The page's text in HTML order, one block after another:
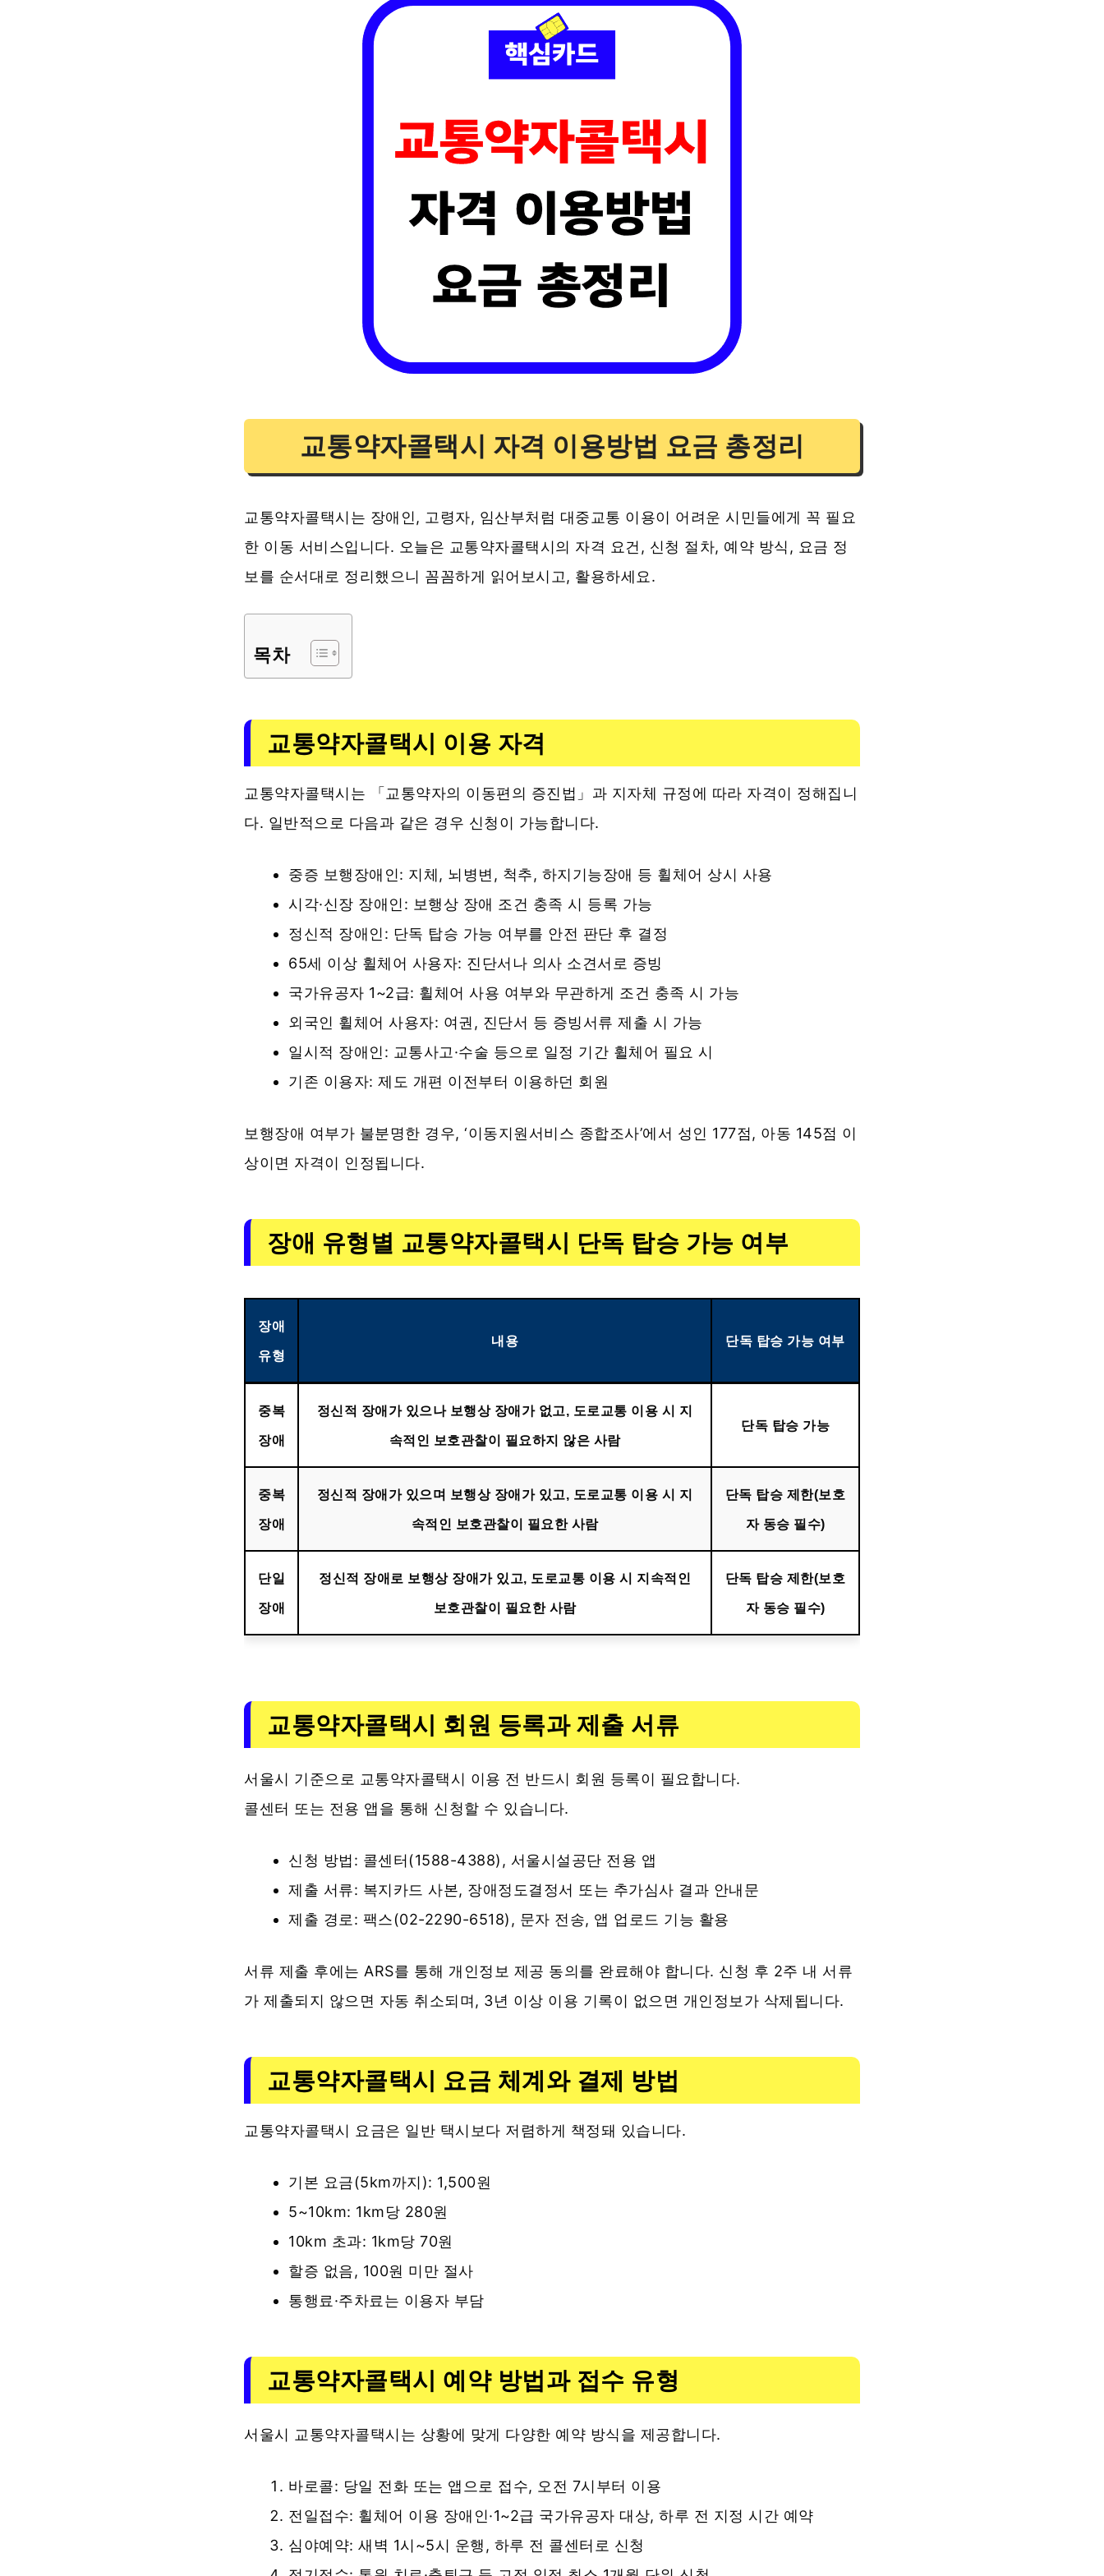
교통약자콜택시 자격 이용방법 요금 총정리
교통약자콜택시는 장애인, 고령자, 임산부처럼 대중교통 이용이 어려운 시민들에게 꼭 필요
한 이동 서비스입니다. 오늘은 교통약자콜택시의 자격 요건, 신청 절차, 예약 방식, 요금 정
보를 순서대로 정리했으니 꼼꼼하게 읽어보시고, 활용하세요.
목차
교통약자콜택시 이용 자격
교통약자콜택시는 「교통약자의 이동편의 증진법」과 지자체 규정에 따라 자격이 정해집니
다. 일반적으로 다음과 같은 경우 신청이 가능합니다.
중증 보행장애인: 지체, 뇌병변, 척추, 하지기능장애 등 휠체어 상시 사용
시각·신장 장애인: 보행상 장애 조건 충족 시 등록 가능
정신적 장애인: 단독 탑승 가능 여부를 안전 판단 후 결정
65세 이상 휠체어 사용자: 진단서나 의사 소견서로 증빙
국가유공자 1~2급: 휠체어 사용 여부와 무관하게 조건 충족 시 가능
외국인 휠체어 사용자: 여권, 진단서 등 증빙서류 제출 시 가능
일시적 장애인: 교통사고·수술 등으로 일정 기간 휠체어 필요 시
기존 이용자: 제도 개편 이전부터 이용하던 회원
보행장애 여부가 불분명한 경우, ‘이동지원서비스 종합조사’에서 성인 177점, 아동 145점 이
상이면 자격이 인정됩니다.
장애 유형별 교통약자콜택시 단독 탑승 가능 여부
장애
유형
내용 단독 탑승 가능 여부
중복
장애
정신적 장애가 있으나 보행상 장애가 없고, 도로교통 이용 시 지
속적인 보호관찰이 필요하지 않은 사람
단독 탑승 가능
중복
장애
정신적 장애가 있으며 보행상 장애가 있고, 도로교통 이용 시 지
속적인 보호관찰이 필요한 사람
단독 탑승 제한(보호
자 동승 필수)
단일
장애
정신적 장애로 보행상 장애가 있고, 도로교통 이용 시 지속적인
보호관찰이 필요한 사람
단독 탑승 제한(보호
자 동승 필수)
교통약자콜택시 회원 등록과 제출 서류
서울시 기준으로 교통약자콜택시 이용 전 반드시 회원 등록이 필요합니다.
콜센터 또는 전용 앱을 통해 신청할 수 있습니다.
신청 방법: 콜센터(1588-4388), 서울시설공단 전용 앱
제출 서류: 복지카드 사본, 장애정도결정서 또는 추가심사 결과 안내문
제출 경로: 팩스(02-2290-6518), 문자 전송, 앱 업로드 기능 활용
서류 제출 후에는 ARS를 통해 개인정보 제공 동의를 완료해야 합니다. 신청 후 2주 내 서류
가 제출되지 않으면 자동 취소되며, 3년 이상 이용 기록이 없으면 개인정보가 삭제됩니다.
교통약자콜택시 요금 체계와 결제 방법
교통약자콜택시 요금은 일반 택시보다 저렴하게 책정돼 있습니다.
기본 요금(5km까지): 1,500원
5~10km: 1km당 280원
10km 초과: 1km당 70원
할증 없음, 100원 미만 절사
통행료·주차료는 이용자 부담
교통약자콜택시 예약 방법과 접수 유형
서울시 교통약자콜택시는 상황에 맞게 다양한 예약 방식을 제공합니다.
바로콜: 당일 전화 또는 앱으로 접수, 오전 7시부터 이용
전일접수: 휠체어 이용 장애인·1~2급 국가유공자 대상, 하루 전 지정 시간 예약
심야예약: 새벽 1시~5시 운행, 하루 전 콜센터로 신청